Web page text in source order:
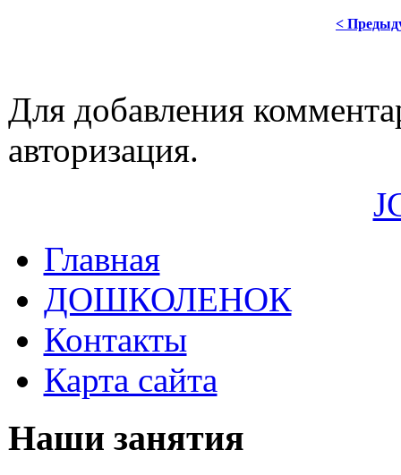
<
Для добавления
авторизация.
Главная
ДОШКОЛЕНОК
Контакты
Карта сайта
Наши занятия